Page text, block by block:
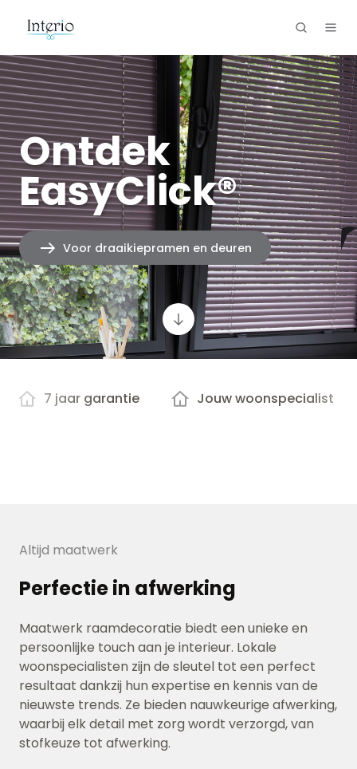
Ontdek
EasyClick®
Voor draaikiepramen en deuren
Scroll
7 jaar garantie Jouw woonspecialist
Altijd maatwerk
Perfectie in afwerking
Maatwerk raamdecoratie biedt een unieke en
persoonlijke touch aan je interieur. Lokale
woonspecialisten zijn de sleutel tot een perfect
resultaat dankzij hun expertise en kennis van de
nieuwste trends. Ze bieden nauwkeurige afwerking,
waarbij elk detail met zorg wordt verzorgd, van
stofkeuze tot afwerking.